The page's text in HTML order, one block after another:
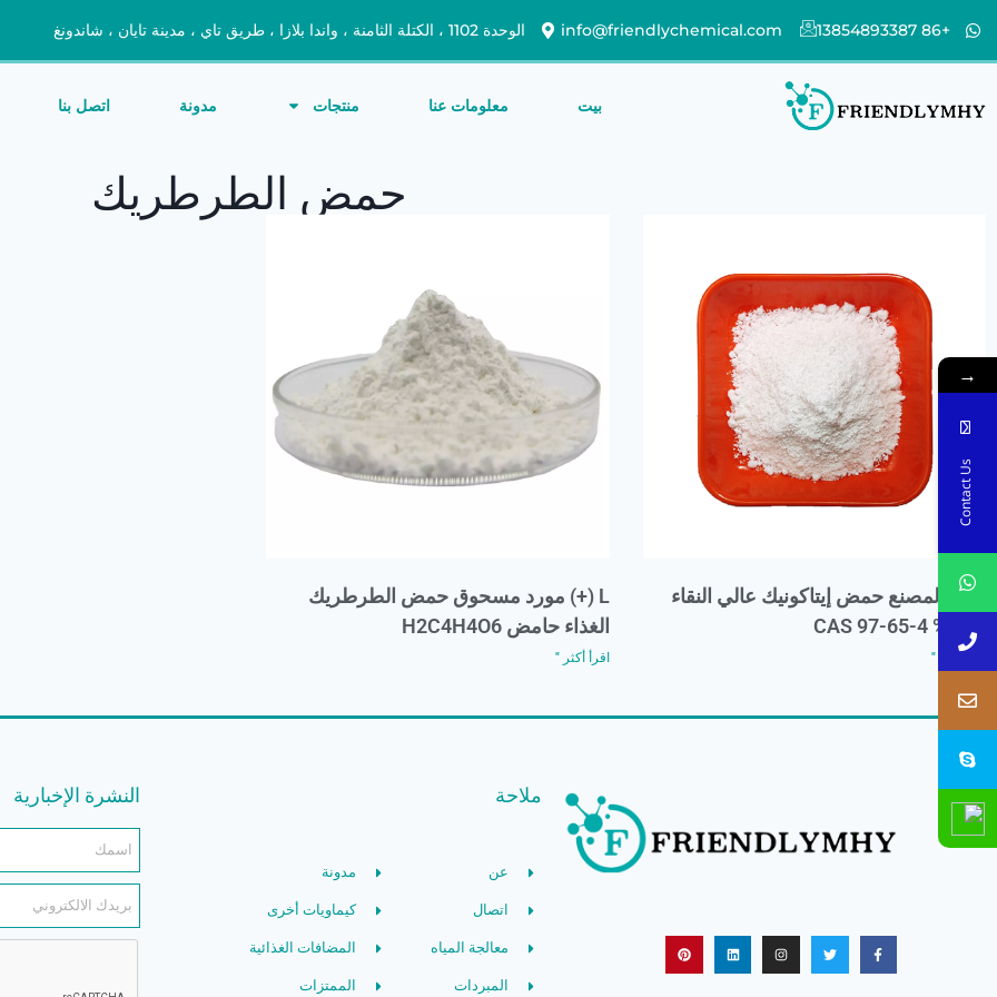
+86 13854893387
info@friendlychemical.com الوحدة 1102 ، الكتلة الثامنة ، واندا بلازا ، طريق تاي ، مدينة تايان ، شاندونغ
بيت معلومات عنا منتجات مدونة اتصل بنا
حمض الطرطريك
يوفر المصنع حمض إيتاكونيك عالي النقاء
اقرأ أكثر "
L (+) مورد مسحوق حمض الطرطريك
الغذاء حامض H2C4H4O6
اقرأ أكثر "
ملاحة
عن
اتصال
معالجة المياه
المبردات
مدونة
كيماويات أخرى
المضافات الغذائية
الممتزات
النشرة الإخبارية
→
Contact Us